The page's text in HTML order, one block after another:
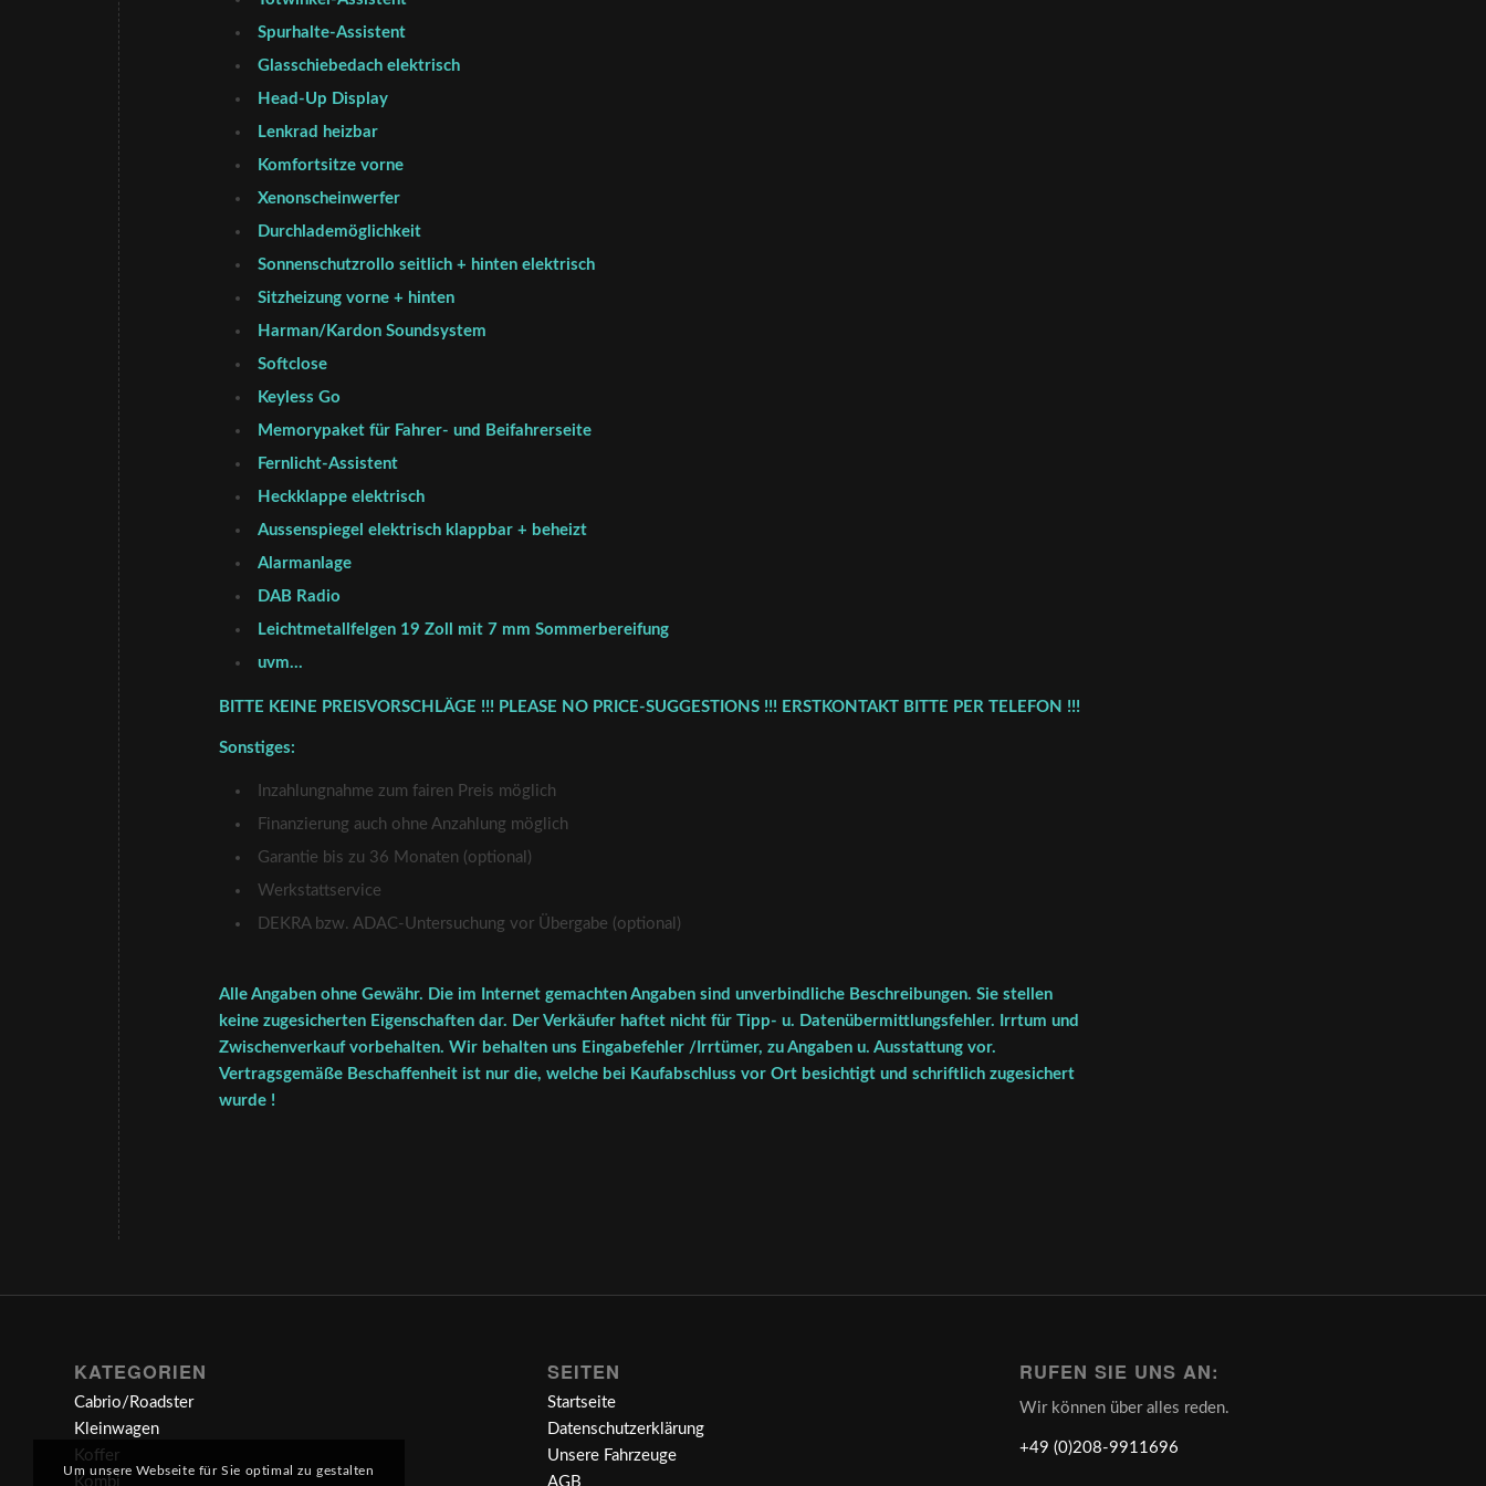
Spurhalte-Assistent
Glasschiebedach elektrisch
Head-Up Display
Lenkrad heizbar
Komfortsitze vorne
Xenonscheinwerfer
Durchlademöglichkeit
Sonnenschutzrollo seitlich + hinten elektrisch
Sitzheizung vorne + hinten
Harman/Kardon Soundsystem
Softclose
Keyless Go
Memorypaket für Fahrer- und Beifahrerseite
Fernlicht-Assistent
Heckklappe elektrisch
Aussenspiegel elektrisch klappbar + beheizt
Alarmanlage
DAB Radio
Leichtmetallfelgen 19 Zoll mit 7 mm Sommerbereifung
uvm…
BITTE KEINE PREISVORSCHLÄGE !!! PLEASE NO PRICE-SUGGESTIONS !!! ERSTKONTAKT BITTE PER TELEFON !!!
Sonstiges:
Inzahlungnahme zum fairen Preis möglich
Finanzierung auch ohne Anzahlung möglich
Garantie bis zu 36 Monaten (optional)
Werkstattservice
DEKRA bzw. ADAC-Untersuchung vor Übergabe (optional)
Alle Angaben ohne Gewähr. Die im Internet gemachten Angaben sind unverbindliche Beschreibungen. Sie stellen
keine zugesicherten Eigenschaften dar. Der Verkäufer haftet nicht für Tipp- u. Datenübermittlungsfehler. Irrtum und
Zwischenverkauf vorbehalten. Wir behalten uns Eingabefehler /Irrtümer, zu Angaben u. Ausstattung vor.
Vertragsgemäße Beschaffenheit ist nur die, welche bei Kaufabschluss vor Ort besichtigt und schriftlich zugesichert
wurde !
KATEGORIEN
Cabrio/Roadster
Kleinwagen
Koffer
Kombi
SEITEN
Startseite
Datenschutzerklärung
Unsere Fahrzeuge
AGB
RUFEN SIE UNS AN:
Wir können über alles reden.
+49 (0)208-9911696
Um unsere Webseite für Sie optimal zu gestalten